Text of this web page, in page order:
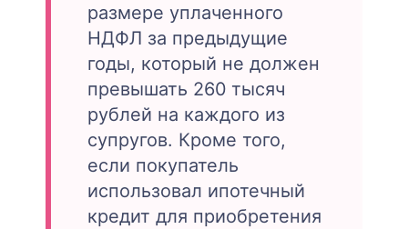
размере уплаченного
НДФЛ за предыдущие
годы, который не должен
превышать 260 тысяч
рублей на каждого из
супругов. Кроме того,
если покупатель
использовал ипотечный
кредит для приобретения